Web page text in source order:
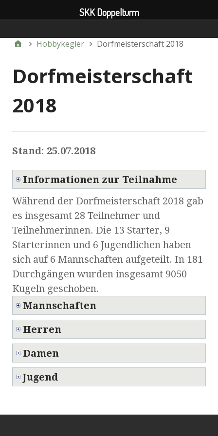
Hobbykegler Dorfmeisterschaft 2018
Dorfmeisterschaft
2018
Stand: 25.07.2018
Informationen zur Teilnahme
Während der Dorfmeisterschaft 2018 gab
es insgesamt 28 Teilnehmer und
Teilnehmerinnen. Die 13 Starter, 9
Starterinnen und 6 Jugendlichen haben
sich auf 6 Mannschaften aufgeteilt. In 181
Durchgängen wurden insgesamt 9050
Kugeln geschoben.
Mannschaften
Herren
Damen
Jugend
SKK Doppelturm